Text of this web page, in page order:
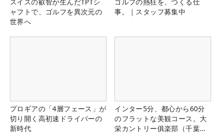
ャフトで、ゴルフを異次元の
世界へ
事。｜スタッフ募集中
プロギアの「4層フェース」が
切り開く高初速ドライバーの
新時代
インター5分、都心から60分
のフラットな美観コース。大
栄カントリー俱楽部（千葉